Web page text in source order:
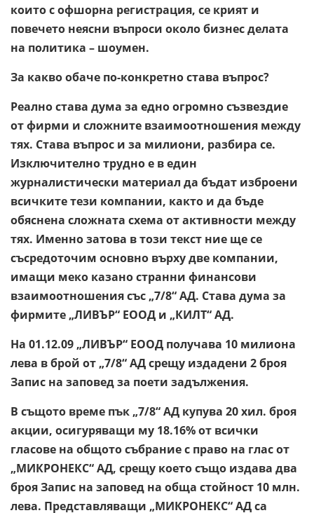
които с офшорна регистрация, се крият и
повечето неясни въпроси около бизнес делата
на политика – шоумен.
За какво обаче по-конкретно става въпрос?
Реално става дума за едно огромно съзвездие
от фирми и сложните взаимоотношения между
тях. Става въпрос и за милиони, разбира се.
Изключително трудно е в един
журналистически материал да бъдат изброени
всичките тези компании, както и да бъде
обяснена сложната схема от активности между
тях. Именно затова в този текст ние ще се
съсредоточим основно върху две компании,
имащи меко казано странни финансови
взаимоотношения със „7/8“ АД. Става дума за
фирмите „ЛИВЪР“ ЕООД и „КИЛТ“ АД.
На 01.12.09 „ЛИВЪР“ ЕООД получава 10 милиона
лева в брой от „7/8“ АД срещу издадени 2 броя
Запис на заповед за поети задължения.
В същото време пък „7/8“ АД купува 20 хил. броя
акции, осигуряващи му 18.16% от всички
гласове на общото събрание с право на глас от
„МИКРОНЕКС“ АД, срещу което също издава два
броя Запис на заповед на обща стойност 10 млн.
лева. Представляващи „МИКРОНЕКС“ АД са